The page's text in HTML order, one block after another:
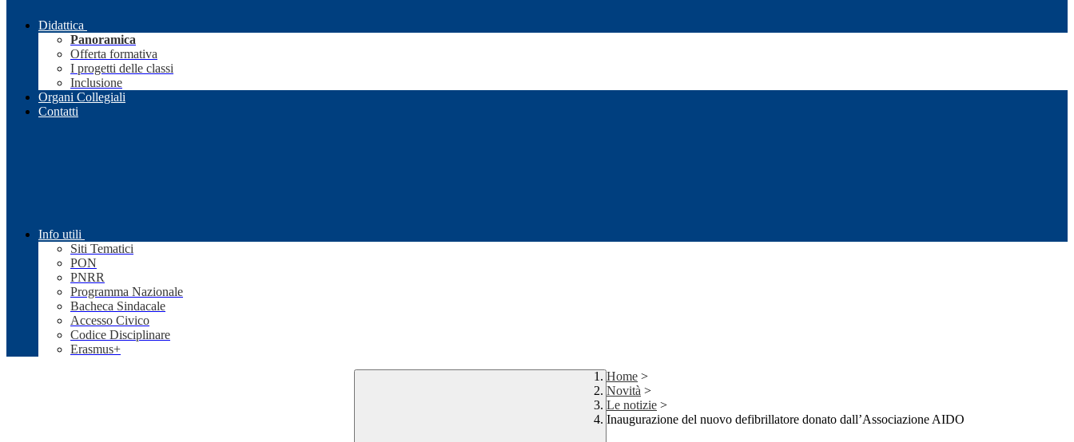
Didattica
Panoramica
Offerta formativa
I progetti delle classi
Inclusione
Organi Collegiali
Contatti
Info utili
Siti Tematici
PON
PNRR
Programma Nazionale
Bacheca Sindacale
Accesso Civico
Codice Disciplinare
Erasmus+
Home >
Novità >
Le notizie >
Inaugurazione del nuovo defibrillatore donato dall’Associazione AIDO